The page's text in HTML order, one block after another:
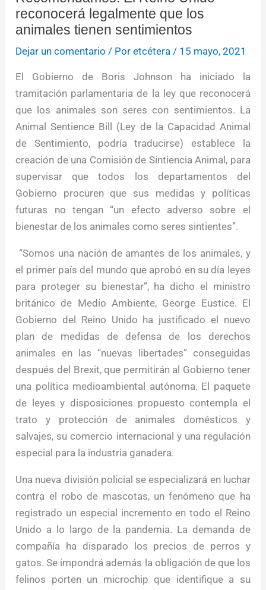
reconocerá legalmente que los
animales tienen sentimientos
Dejar un comentario / Poretcétera / 15 mayo, 2021
El Gobierno de Boris Johnson ha iniciado la
tramitación parlamentaria de la ley que reconocerá
que los animales son seres con sentimientos. La
Animal Sentience Bill (Ley de la Capacidad Animal
de Sentimiento, podría traducirse) establece la
creación de una Comisión de Sintiencia Animal, para
supervisar que todos los departamentos del
Gobierno procuren que sus medidas y políticas
futuras no tengan “un efecto adverso sobre el
bienestar de los animales como seres sintientes”.
“Somos una nación de amantes de los animales, y
el primer país del mundo que aprobó en su día leyes
para proteger su bienestar”, ha dicho el ministro
británico de Medio Ambiente, George Eustice. El
Gobierno del Reino Unido ha justificado el nuevo
plan de medidas de defensa de los derechos
animales en las “nuevas libertades” conseguidas
después del Brexit, que permitirán al Gobierno tener
una política medioambiental autónoma. El paquete
de leyes y disposiciones propuesto contempla el
trato y protección de animales domésticos y
salvajes, su comercio internacional y una regulación
especial para la industria ganadera.
Una nueva división policial se especializará en luchar
contra el robo de mascotas, un fenómeno que ha
registrado un especial incremento en todo el Reino
Unido a lo largo de la pandemia. La demanda de
compañía ha disparado los precios de perros y
gatos. Se impondrá además la obligación de que los
felinos porten un microchip que identifique a su